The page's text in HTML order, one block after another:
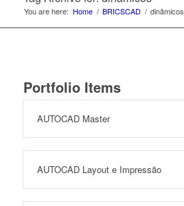
You are here: Home / BRICSCAD / dinâmicos
Portfolio Items
AUTOCAD Master
AUTOCAD Layout e Impressão